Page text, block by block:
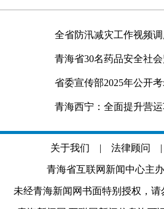
全省防汛减灾工作视频
青海省30名药品安全社
省委宣传部2025年公开
青海西宁：全面提升营
关于我们 | 法律顾问
青海省互联网新闻中心主
未经青海新闻网书面特别授权，